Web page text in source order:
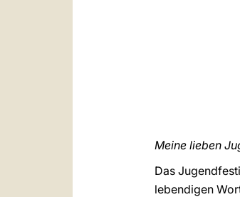
Meine lieben
Das
lebendigen